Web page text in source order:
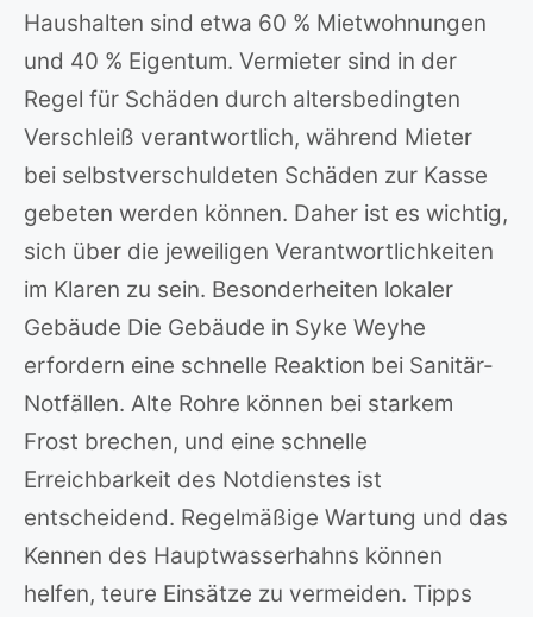
Haushalten sind etwa 60 % Mietwohnungen
und 40 % Eigentum. Vermieter sind in der
Regel für Schäden durch altersbedingten
Verschleiß verantwortlich, während Mieter
bei selbstverschuldeten Schäden zur Kasse
gebeten werden können. Daher ist es wichtig,
sich über die jeweiligen Verantwortlichkeiten
im Klaren zu sein. Besonderheiten lokaler
Gebäude Die Gebäude in Syke Weyhe
erfordern eine schnelle Reaktion bei Sanitär-
Notfällen. Alte Rohre können bei starkem
Frost brechen, und eine schnelle
Erreichbarkeit des Notdienstes ist
entscheidend. Regelmäßige Wartung und das
Kennen des Hauptwasserhahns können
helfen, teure Einsätze zu vermeiden. Tipps